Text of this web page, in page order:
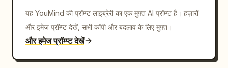
यह YouMind की प्रॉम्प्ट लाइब्रेरी का एक मुफ़्त AI प्रॉम्प्ट है। हज़ारों
और इमेज प्रॉम्प्ट देखें, सभी कॉपी और बदलाव के लिए मुफ़्त।
और इमेज प्रॉम्प्ट देखें